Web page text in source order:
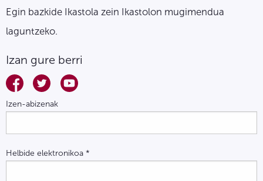
Egin bazkide Ikastola zein Ikastolon mugimendua
laguntzeko.
Izan gure berri
Izen-abizenak
Helbide elektronikoa *